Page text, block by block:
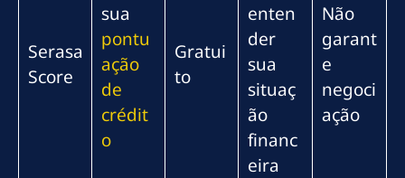
Serasa
Score
sua
pontu
ação
de
crédit
o
Gratui
to
enten
der
sua
situaç
ão
financ
eira
Não
garant
e
negoci
ação